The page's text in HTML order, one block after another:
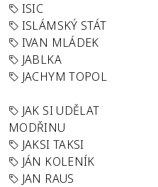
ISIC
ISLÁMSKÝ STÁT
IVAN MLÁDEK
JABLKA
JACHYM TOPOL
JAK SI UDĚLAT
MODŘINU
JAKSI TAKSI
JÁN KOLENÍK
JAN RAUS